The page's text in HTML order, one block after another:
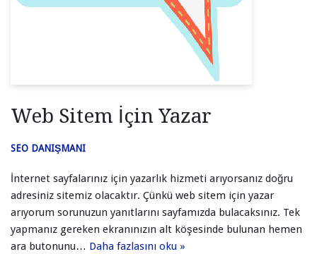
Web Sitem İçin Yazar
SEO DANIŞMANI
İnternet sayfalarınız için yazarlık hizmeti arıyorsanız doğru
adresiniz sitemiz olacaktır. Çünkü web sitem için yazar
arıyorum sorunuzun yanıtlarını sayfamızda bulacaksınız. Tek
yapmanız gereken ekranınızın alt köşesinde bulunan hemen
ara butonunu… Daha fazlasını oku »